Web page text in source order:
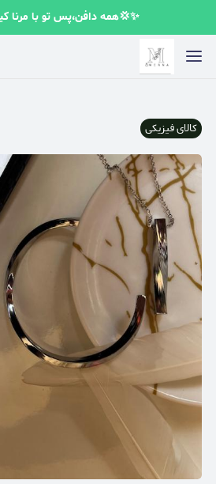
✨💢همه دافن،پس تو با مرنا
کالای فیزیکی